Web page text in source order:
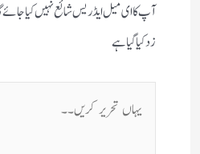
آپ کا ای میل ایڈریس شائع نہیں کیا جائے
زد کیا گیا ہے
یہاں
تحریر